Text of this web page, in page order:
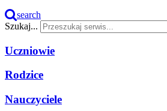
search
Szukaj...
Uczniowie
Rodzice
Nauczyciele